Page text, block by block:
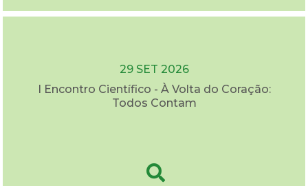
29 SET 2026
I Encontro Científico - À Volta do Coração:
Todos Contam